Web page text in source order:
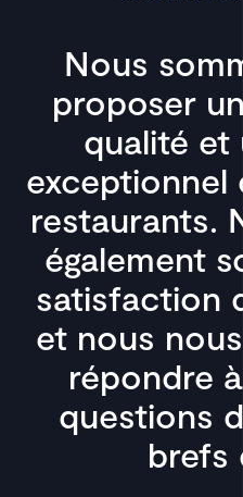
Nous
proposer
qualité et
exceptionnel
restaurants.
également
satisfaction
et nous
répondre
questions
brefs